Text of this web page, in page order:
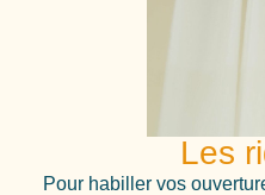
Les
Pour habiller vos